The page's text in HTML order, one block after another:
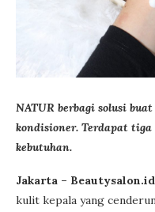
NATUR berbagi solusi
kondisioner. Terdapat
kebutuhan.
Jakarta –
kulit kepala yang